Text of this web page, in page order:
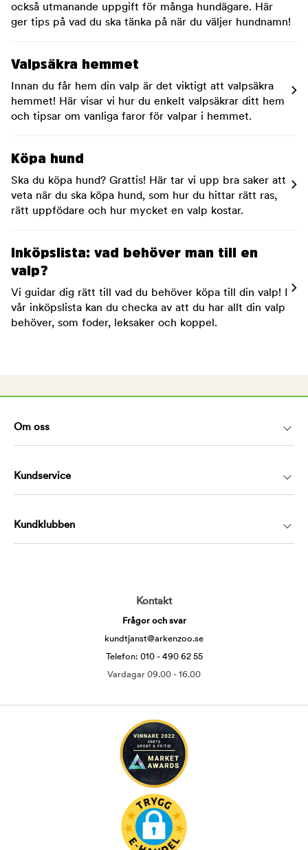
också utmanande uppgift för många hundägare. Här
ger tips på vad du ska tänka på när du väljer hundnamn!
Valpsäkra hemmet
Innan du får hem din valp är det viktigt att valpsäkra
hemmet! Här visar vi hur du enkelt valpsäkrar ditt hem
och tipsar om vanliga faror för valpar i hemmet.
Köpa hund
Ska du köpa hund? Grattis! Här tar vi upp bra saker att
veta när du ska köpa hund, som hur du hittar rätt ras,
rätt uppfödare och hur mycket en valp kostar.
Inköpslista: vad behöver man till en
valp?
Vi guidar dig rätt till vad du behöver köpa till din valp! I
vår inköpslista kan du checka av att du har allt din valp
behöver, som foder, leksaker och koppel.
Om oss
Kundservice
Kundklubben
Kontakt
Frågor och svar
kundtjanst@arkenzoo.se
Telefon: 010 - 490 62 55
Vardagar 09.00 - 16.00